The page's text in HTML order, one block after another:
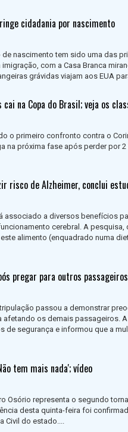
cidadania por nascimento
nascimento tem sido uma das
com a Casa Branca
grávidas viajam aos EUA
na Copa do Brasil; veja os
o primeiro confronto contra o
na próxima fase após perder por
risco de Alzheimer, conclui
associado a diversos benefícios
cerebral. A
alimento (enquadrado numa
pregar para outros
passou a demonstrar
afetando os demais passageiros.
de segurança e informou que a
tem mais nada'; vídeo
Osório representa o segundo
desta quinta-feira foi
Civil do estado....